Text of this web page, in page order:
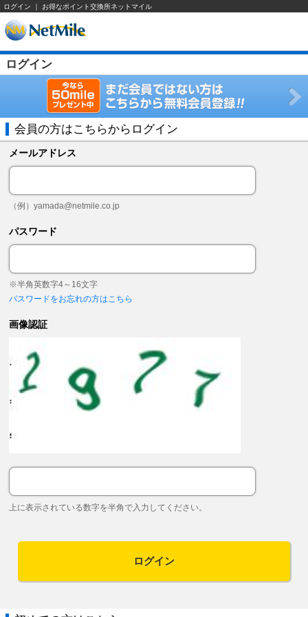
ログイン ｜ お得なポイント交換所ネットマイル
ログイン
会員の方はこちらからログイン
メールアドレス
（例）yamada@netmile.co.jp
パスワード
※半角英数字4～16文字
パスワードをお忘れの方はこちら
画像認証
上に表示されている数字を半角で入力してください。